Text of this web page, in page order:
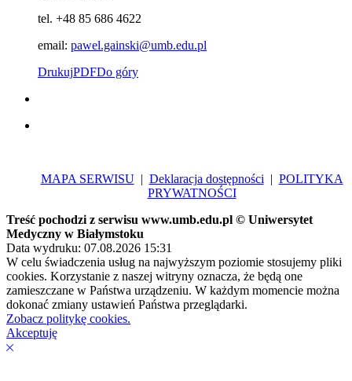
tel. +48 85 686 4622
email: pawel.gainski@umb.edu.pl
DrukujPDFDo góry
MAPA SERWISU| Deklaracja dostępności | POLITYKA
PRYWATNOŚCI
Treść pochodzi z serwisu www.umb.edu.pl © Uniwersytet
Medyczny w Białymstoku
Data wydruku: 07.08.2026 15:31
W celu świadczenia usług na najwyższym poziomie stosujemy pliki
cookies. Korzystanie z naszej witryny oznacza, że będą one
zamieszczane w Państwa urządzeniu. W każdym momencie można
dokonać zmiany ustawień Państwa przeglądarki.
Zobacz politykę cookies.
Akceptuję